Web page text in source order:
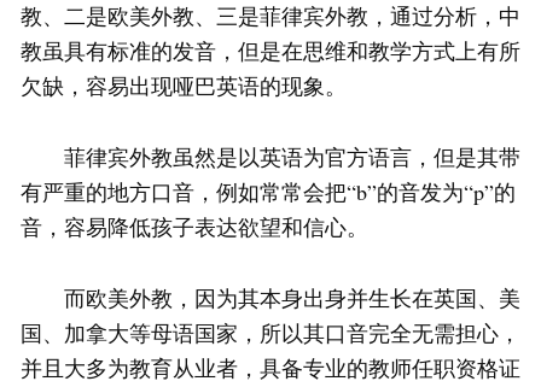
教、二是欧美外教、三是菲律宾外教，通过分析，中
教虽具有标准的发音，但是在思维和教学方式上有所
欠缺，容易出现哑巴英语的现象。
菲律宾外教虽然是以英语为官方语言，但是其带
有严重的地方口音，例如常常会把“b”的音发为“p”的
音，容易降低孩子表达欲望和信心。
而欧美外教，因为其本身出身并生长在英国、美
国、加拿大等母语国家，所以其口音完全无需担心，
并且大多为教育从业者，具备专业的教师任职资格证